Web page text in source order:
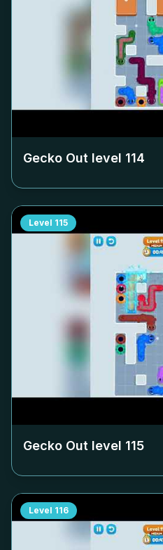
Gecko Out level 114
Level 115
Gecko Out level 115
Level 116